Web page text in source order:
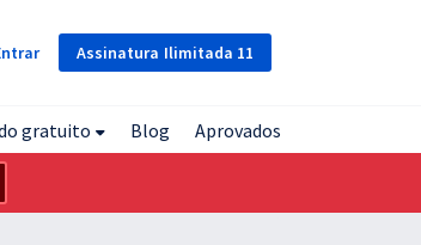
Assinatura Ilimitada 11
gratuito Blog Aprovados